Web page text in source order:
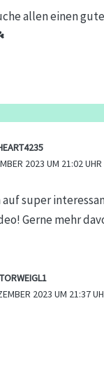
allen einen
2023 UM 21:02 UHR
auf super
Gerne mehr
2023 UM 21:37